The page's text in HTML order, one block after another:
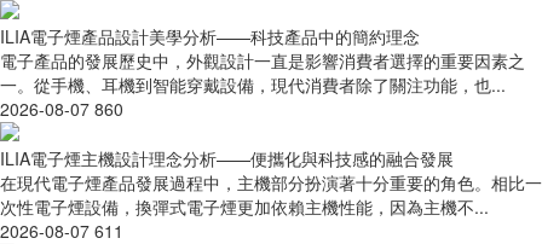
ILIA電子煙產品設計美學分析——科技產品中的簡約理念
電子產品的發展歷史中，外觀設計一直是影響消費者選擇的重要因素之
一。從手機、耳機到智能穿戴設備，現代消費者除了關注功能，也...
2026-08-07 860
ILIA電子煙主機設計理念分析——便攜化與科技感的融合發展
在現代電子煙產品發展過程中，主機部分扮演著十分重要的角色。相比一
次性電子煙設備，換彈式電子煙更加依賴主機性能，因為主機不...
2026-08-07 611